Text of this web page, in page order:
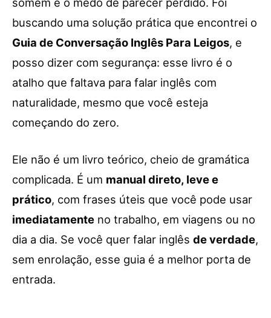
buscando uma solução prática que encontrei o
Guia de Conversação Inglês Para Leigos, e
posso dizer com segurança: esse livro é o
atalho que faltava para falar inglês com
naturalidade, mesmo que você esteja
começando do zero.
Ele não é um livro teórico, cheio de gramática
complicada. É um manual direto, leve e
prático, com frases úteis que você pode usar
imediatamente no trabalho, em viagens ou no
dia a dia. Se você quer falar inglês de verdade,
sem enrolação, esse guia é a melhor porta de
entrada.